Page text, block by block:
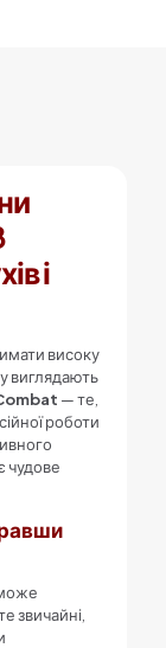
і
високу
виглядають
— те,
роботи
чудове
звичайні,